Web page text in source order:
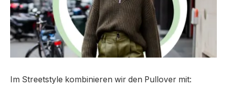
Im Streetstyle kombinieren wir den Pullover mit: